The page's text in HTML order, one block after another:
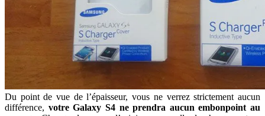
Du point de vue de l’épaisseur, vous ne verrez strictement aucun
différence, votre Galaxy S4 ne prendra aucun embonpoint au